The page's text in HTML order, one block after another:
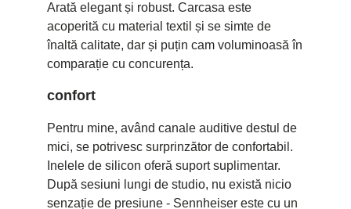
Arată elegant și robust. Carcasa este
acoperită cu material textil și se simte de
înaltă calitate, dar și puțin cam voluminoasă în
comparație cu concurența.
confort
Pentru mine, având canale auditive destul de
mici, se potrivesc surprinzător de confortabil.
Inelele de silicon oferă suport suplimentar.
După sesiuni lungi de studio, nu există nicio
senzație de presiune - Sennheiser este cu un